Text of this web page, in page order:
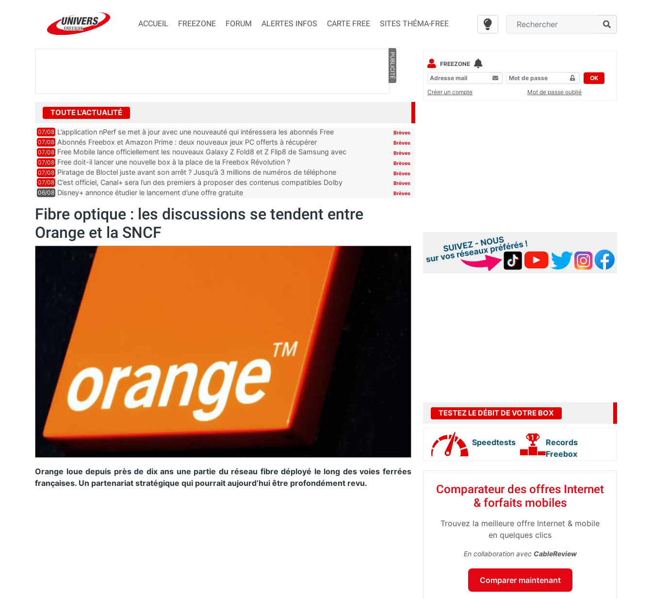
ACCUEIL FREEZONE FORUM ALERTES INFOS CARTE FREE SITES THÉMA-FREE
PUBLICITÉ
TOUTE L'ACTUALITÉ
07/08 L’application nPerf se met à jour avec une nouveauté qui intéressera les abonnés Free
Mobile, Orange, SFR ...
Brèves
07/08 Abonnés Freebox et Amazon Prime : deux nouveaux jeux PC offerts à récupérer Brèves
07/08 Free Mobile lance officiellement les nouveaux Galaxy Z Fold8 et Z Flip8 de Samsung avec
des promos et des cadeaux
Brèves
07/08 Free doit-il lancer une nouvelle box à la place de la Freebox Révolution ? Brèves
07/08 Piratage de Bloctel juste avant son arrêt ? Jusqu’à 3 millions de numéros de téléphone
auraient fuité
Brèves
07/08 C’est officiel, Canal+ sera l’un des premiers à proposer des contenus compatibles Dolby
Vision 2
Brèves
06/08 Disney+ annonce étudier le lancement d’une offre gratuite Brèves
Fibre optique : les discussions se tendent entre
Orange et la SNCF
Orange loue depuis près de dix ans une partie du réseau fibre déployé le long des voies ferrées
françaises. Un partenariat stratégique qui pourrait aujourd’hui être profondément revu.
FREEZONE
OK
Créer un compte
Mot de passe oublié
TESTEZ LE DÉBIT DE VOTRE BOX
Speedtests
Records
Freebox
Comparateur des offres Internet
& forfaits mobiles
Trouvez la meilleure offre Internet & mobile
en quelques clics
En collaboration avec CableReview
Comparer maintenant